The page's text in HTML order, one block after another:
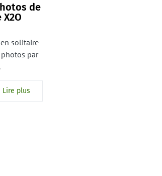
de
solitaire
par
Lire plus